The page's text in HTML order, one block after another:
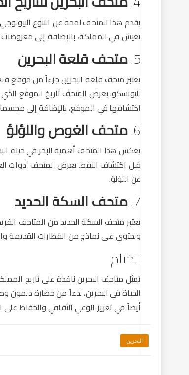
يقدم هذا المتحف لمحة عن التنوع
تعيش في المملكة، بالإضافة إلى معروضات
5. متحف قلعة البحرين
يعتبر متحف قلعة البحرين جزءاً من موقع
لليونسكو. يعرض المتحف تاريخ الموقع
اكتشافها في الموقع، بالإضافة إلى
6. متحف الغوص واللؤلؤ
يعكس هذا المتحف أهمية البحر في حياة
قبل اكتشاف النفط. يعرض المتحف أدوات
عن اللؤلؤ.
7. متحف السكة الحديد
يعتبر متحف السكة الحديد من المتاحف
ويحتوي على نماذج من القطارات القديمة
الختام
تمثل متاحف البحرين نافذة على تاريخ
الحياة في البحرين، بدءاً من حضارة
أيضاً في تعزيز الوعي الثقافي والحفاظ على
البحرين